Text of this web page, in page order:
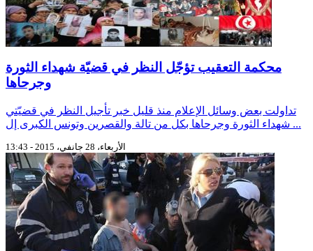
محكمة التعقيب تؤجّل النظر في قضيّة شهداء الثورة
وجرحاها
تداولت بعض وسائل الإعلام منذ قليل خبر تأجيل النظر في قضيّتي
شهداء الثورة وجرحاها بكل من تالة والقصرين وتونس الكبرى إل ...
الأربعاء، 28 جانفي، 2015 - 13:43